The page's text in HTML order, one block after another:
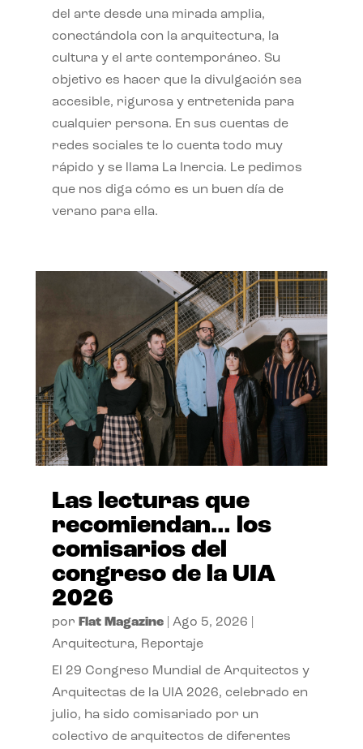
del arte desde una mirada amplia,
conectándola con la arquitectura, la
cultura y el arte contemporáneo. Su
objetivo es hacer que la divulgación sea
accesible, rigurosa y entretenida para
cualquier persona. En sus cuentas de
redes sociales te lo cuenta todo muy
rápido y se llama La Inercia. Le pedimos
que nos diga cómo es un buen día de
verano para ella.
Las lecturas que
recomiendan… los
comisarios del
congreso de la UIA
2026
por Flat Magazine| Ago 5, 2026
Arquitectura, Reportaje
El 29 Congreso Mundial de Arquitectos y
Arquitectas de la UIA 2026, celebrado en
julio, ha sido comisariado por un
colectivo de arquitectos de diferentes